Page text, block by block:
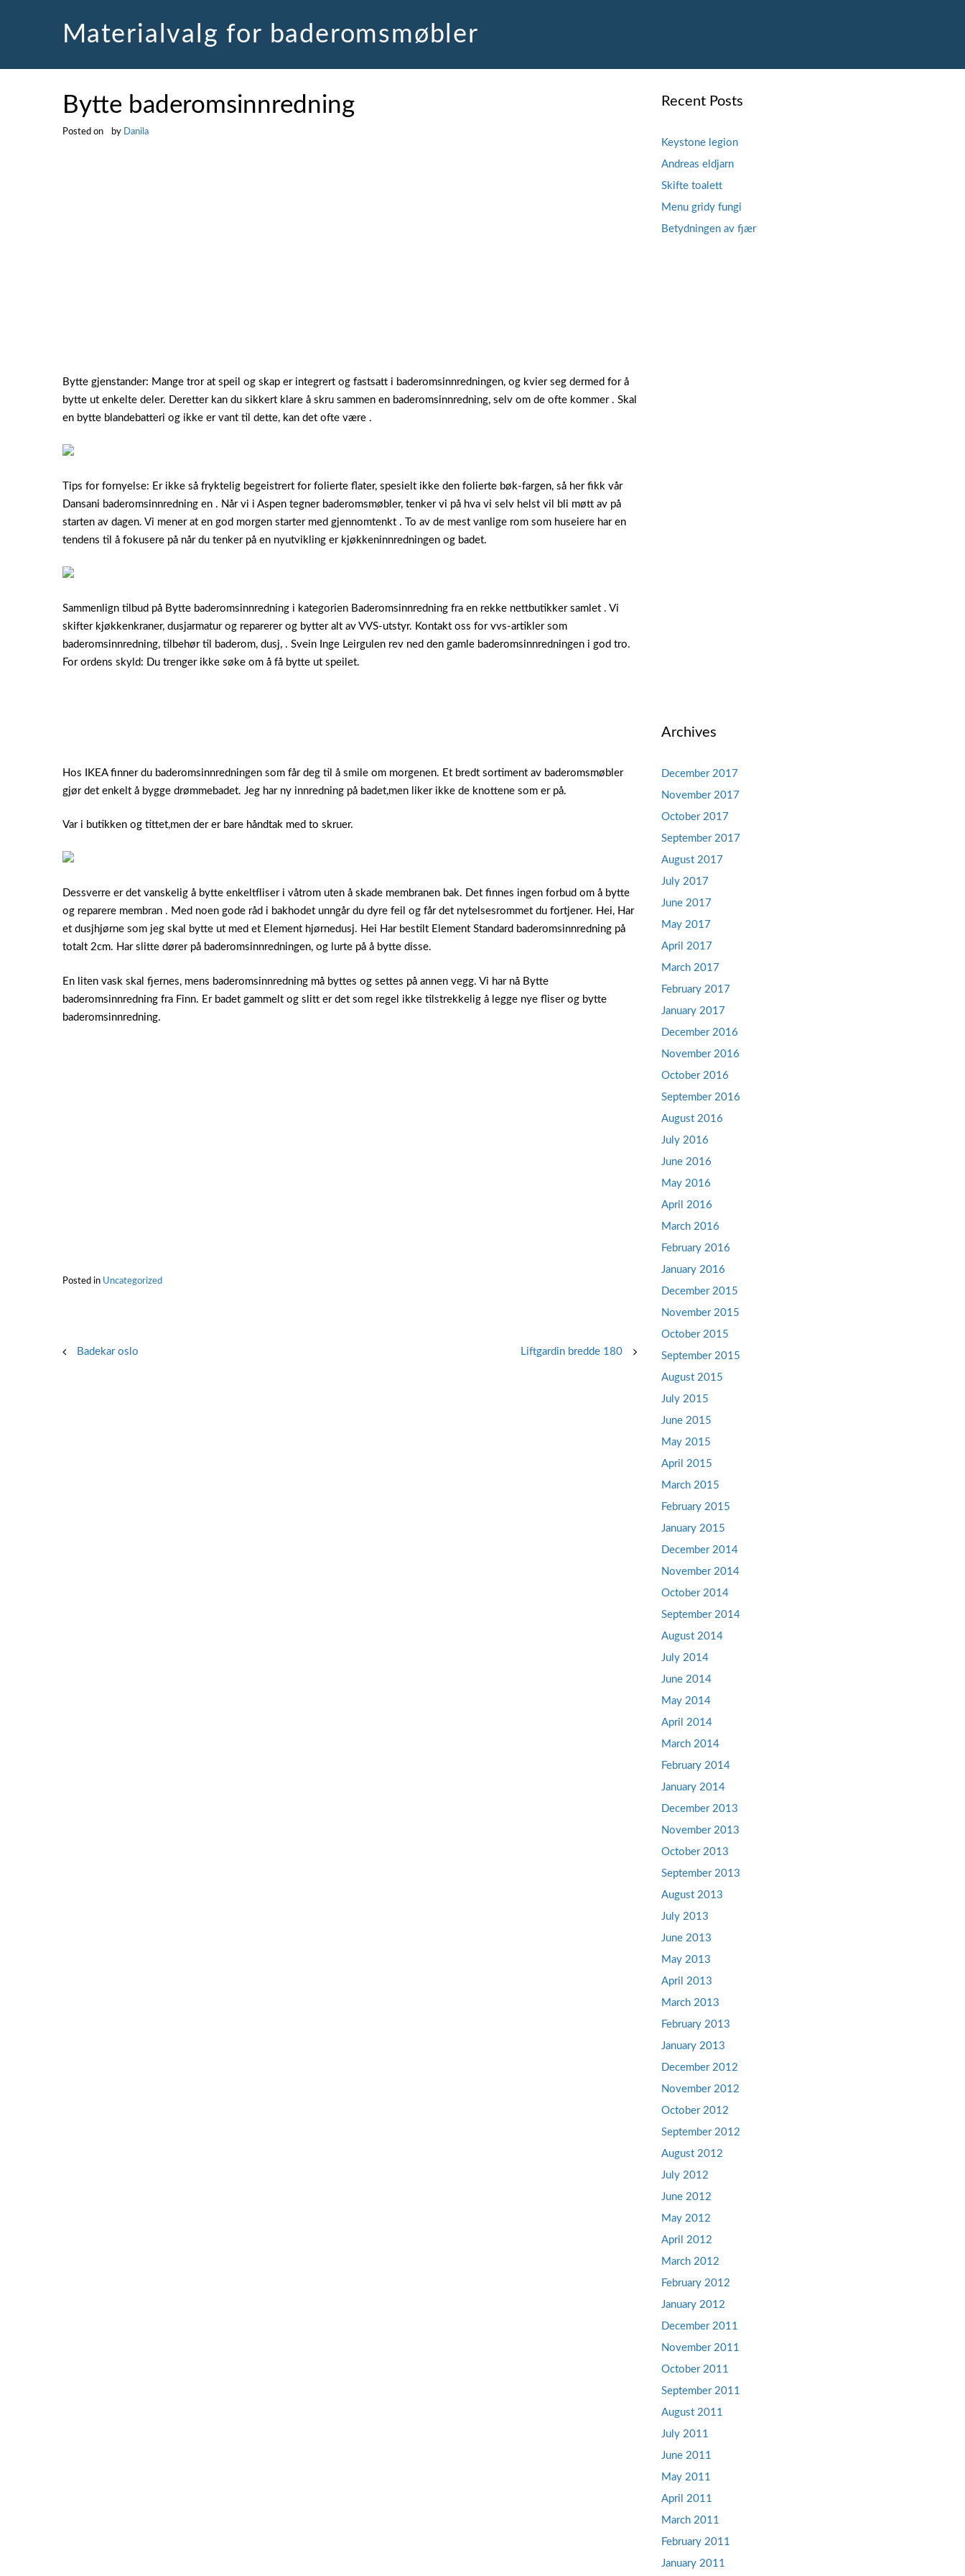
Materialvalg for baderomsmøbler
Bytte baderomsinnredning
Posted on by Danila
Bytte gjenstander: Mange tror at speil og skap er integrert og fastsatt i baderomsinnredningen, og kvier seg dermed for å
bytte ut enkelte deler. Deretter kan du sikkert klare å skru sammen en baderomsinnredning, selv om de ofte kommer . Skal
en bytte blandebatteri og ikke er vant til dette, kan det ofte være .
Tips for fornyelse: Er ikke så fryktelig begeistrert for folierte flater, spesielt ikke den folierte bøk-fargen, så her fikk vår
Dansani baderomsinnredning en . Når vi i Aspen tegner baderomsmøbler, tenker vi på hva vi selv helst vil bli møtt av på
starten av dagen. Vi mener at en god morgen starter med gjennomtenkt . To av de mest vanlige rom som huseiere har en
tendens til å fokusere på når du tenker på en nyutvikling er kjøkkeninnredningen og badet.
Sammenlign tilbud på Bytte baderomsinnredning i kategorien Baderomsinnredning fra en rekke nettbutikker samlet . Vi
skifter kjøkkenkraner, dusjarmatur og reparerer og bytter alt av VVS-utstyr. Kontakt oss for vvs-artikler som
baderomsinnredning, tilbehør til baderom, dusj, . Svein Inge Leirgulen rev ned den gamle baderomsinnredningen i god tro.
For ordens skyld: Du trenger ikke søke om å få bytte ut speilet.
Hos IKEA finner du baderomsinnredningen som får deg til å smile om morgenen. Et bredt sortiment av baderomsmøbler
gjør det enkelt å bygge drømmebadet. Jeg har ny innredning på badet,men liker ikke de knottene som er på.
Var i butikken og tittet,men der er bare håndtak med to skruer.
Dessverre er det vanskelig å bytte enkeltfliser i våtrom uten å skade membranen bak. Det finnes ingen forbud om å bytte
og reparere membran . Med noen gode råd i bakhodet unngår du dyre feil og får det nytelsesrommet du fortjener. Hei, Har
et dusjhjørne som jeg skal bytte ut med et Element hjørnedusj. Hei Har bestilt Element Standard baderomsinnredning på
totalt 2cm. Har slitte dører på baderomsinnredningen, og lurte på å bytte disse.
En liten vask skal fjernes, mens baderomsinnredning må byttes og settes på annen vegg. Vi har nå Bytte
baderomsinnredning fra Finn. Er badet gammelt og slitt er det som regel ikke tilstrekkelig å legge nye fliser og bytte
baderomsinnredning.
Posted in Uncategorized
PostBadekar oslo Liftgardin bredde 180
Recent Posts
Keystone legion
Andreas eldjarn
Skifte toalett
Menu gridy fungi
Betydningen av fjær
Archives
December 2017
November 2017
October 2017
September 2017
August 2017
July 2017
June 2017
May 2017
April 2017
March 2017
February 2017
January 2017
December 2016
November 2016
October 2016
September 2016
August 2016
July 2016
June 2016
May 2016
April 2016
March 2016
February 2016
January 2016
December 2015
November 2015
October 2015
September 2015
August 2015
July 2015
June 2015
May 2015
April 2015
March 2015
February 2015
January 2015
December 2014
November 2014
October 2014
September 2014
August 2014
July 2014
June 2014
May 2014
April 2014
March 2014
February 2014
January 2014
December 2013
November 2013
October 2013
September 2013
August 2013
July 2013
June 2013
May 2013
April 2013
March 2013
February 2013
January 2013
December 2012
November 2012
October 2012
September 2012
August 2012
July 2012
June 2012
May 2012
April 2012
March 2012
February 2012
January 2012
December 2011
November 2011
October 2011
September 2011
August 2011
July 2011
June 2011
May 2011
April 2011
March 2011
February 2011
January 2011